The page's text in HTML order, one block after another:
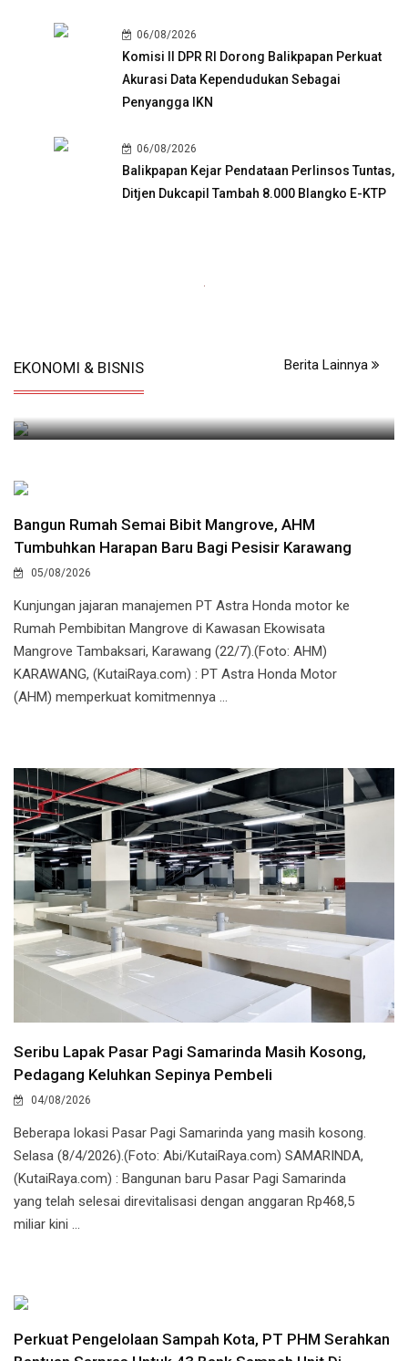
06/08/2026
Komisi II DPR RI Dorong Balikpapan Perkuat
Akurasi Data Kependudukan Sebagai
Penyangga IKN
06/08/2026
Balikpapan Kejar Pendataan Perlinsos Tuntas,
Ditjen Dukcapil Tambah 8.000 Blangko E-KTP
EKONOMI & BISNIS Berita Lainnya
Luncurkan Air Minum Kemasan Samaqua, Perumdam Tirta
Bangun Rumah Semai Bibit Mangrove, AHM
Tumbuhkan Harapan Baru Bagi Pesisir Karawang
05/08/2026
Kunjungan jajaran manajemen PT Astra Honda motor ke
Rumah Pembibitan Mangrove di Kawasan Ekowisata
Mangrove Tambaksari, Karawang (22/7).(Foto: AHM)
KARAWANG, (KutaiRaya.com) : PT Astra Honda Motor
(AHM) memperkuat komitmennya ...
Seribu Lapak Pasar Pagi Samarinda Masih Kosong,
Pedagang Keluhkan Sepinya Pembeli
04/08/2026
Beberapa lokasi Pasar Pagi Samarinda yang masih kosong.
Selasa (8/4/2026).(Foto: Abi/KutaiRaya.com) SAMARINDA,
(KutaiRaya.com) : Bangunan baru Pasar Pagi Samarinda
yang telah selesai direvitalisasi dengan anggaran Rp468,5
miliar kini ...
Perkuat Pengelolaan Sampah Kota, PT PHM Serahkan